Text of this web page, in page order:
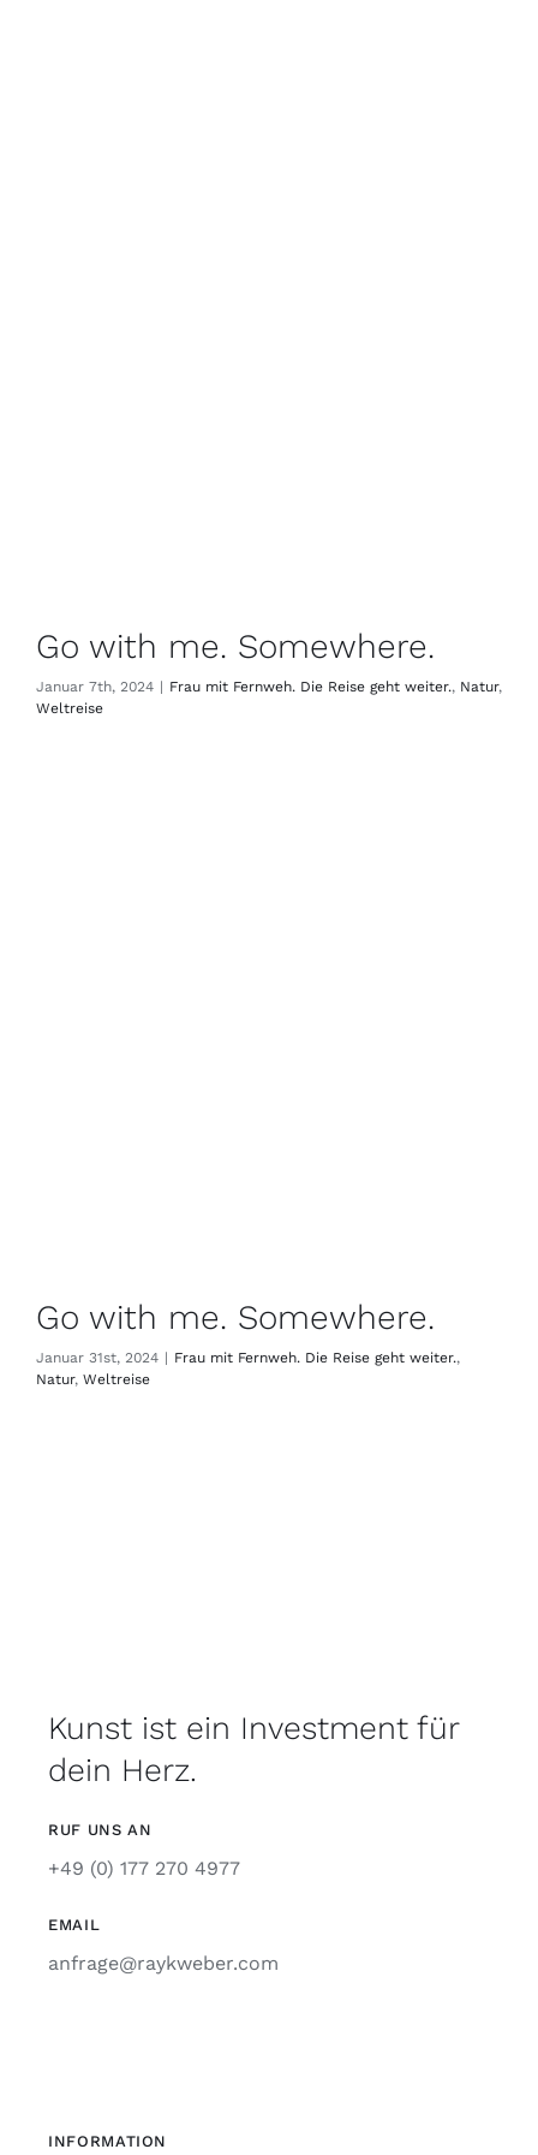
Go with me. Somewhere.
Januar 7th, 2024 | Frau mit Fernweh. Die Reise geht weiter., Natur,
Weltreise
Go with me. Somewhere.
Januar 31st, 2024 | Frau mit Fernweh. Die Reise geht weiter.,
Natur, Weltreise
Kunst ist ein Investment für
dein Herz.
RUF UNS AN
+49 (0) 177 270 4977
EMAIL
anfrage@raykweber.com
INFORMATION